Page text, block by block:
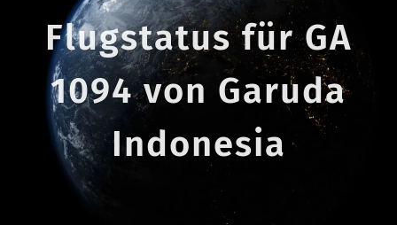
Flugstatus für GA
1094 von Garuda
Indonesia